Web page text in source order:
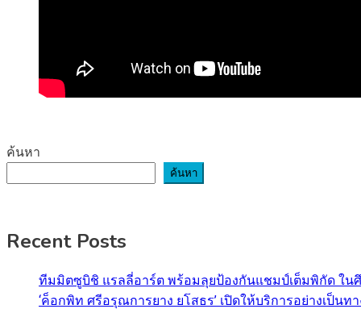
ค้นหา
ค้นหา
Recent Posts
ทีมมิตซูบิชิ แรลลี่อาร์ต พร้อมลุยป้องกันแชมป์เต็มพิกัด ใน
‘ค็อกพิท ศรีอรุณการยาง ยโสธร’ เปิดให้บริการอย่างเป็น